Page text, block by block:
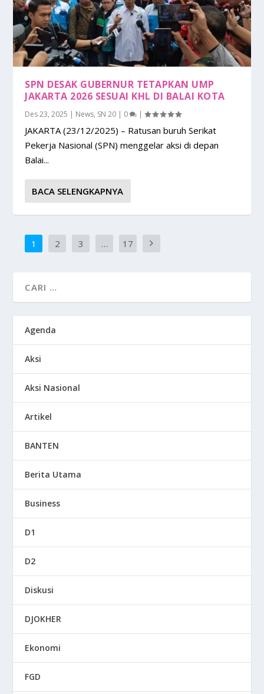
SPN DESAK GUBERNUR TETAPKAN UMP
JAKARTA 2026 SESUAI KHL DI BALAI KOTA
Des 23, 2025 | News, SN 20 | 0 |
JAKARTA (23/12/2025) – Ratusan buruh Serikat
Pekerja Nasional (SPN) menggelar aksi di depan
Balai...
BACA SELENGKAPNYA
1 2 3 … 17
Agenda
Aksi
Aksi Nasional
Artikel
BANTEN
Berita Utama
Business
D1
D2
Diskusi
DJOKHER
Ekonomi
FGD